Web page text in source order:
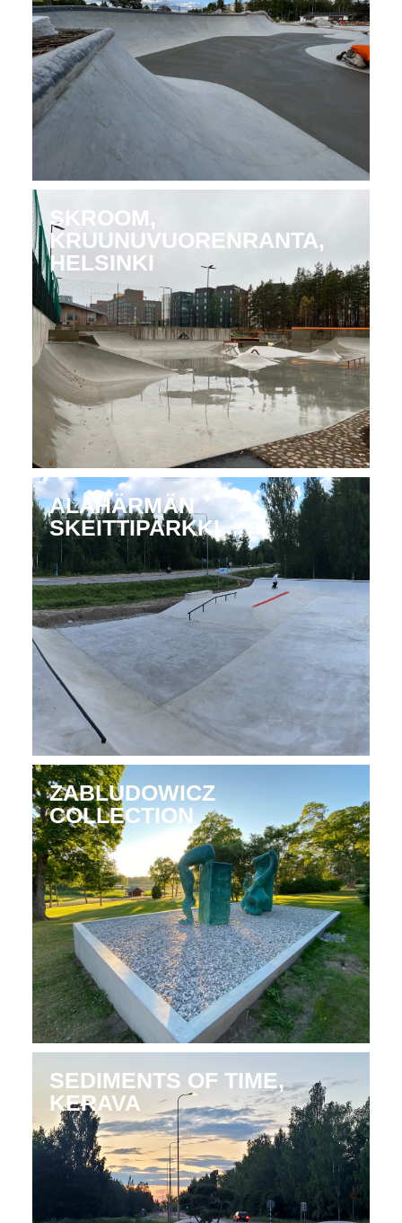
SKROOM,
KRUUNUVUORENRANTA,
HELSINKI
ALAHÄRMÄN
SKEITTIPARKKI
ZABLUDOWICZ
COLLECTION
SEDIMENTS OF TIME,
KERAVA